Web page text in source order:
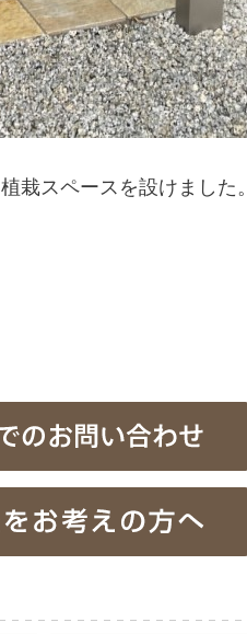
植栽スペースを設けました。